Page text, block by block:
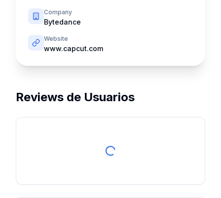
Company
Bytedance
Website
www.capcut.com
Reviews de Usuarios